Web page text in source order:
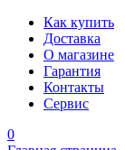
Как купить
Доставка
О магазине
Гарантия
Контакты
Сервис
0